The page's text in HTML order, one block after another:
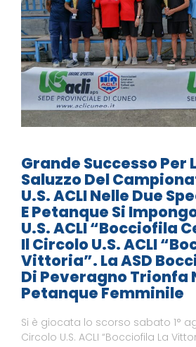
Grande Successo Per
Saluzzo Del
U.S. ACLI Nelle Due
E Petanque Si
U.S. ACLI “Bocciofila
Il Circolo U.S. ACLI
Vittoria”. La ASD
Di Peveragno Trionfa
Petanque Femminile
Si è giocata lo scorso sabato 1°
Circolo U.S. ACLI “Bocciofila La